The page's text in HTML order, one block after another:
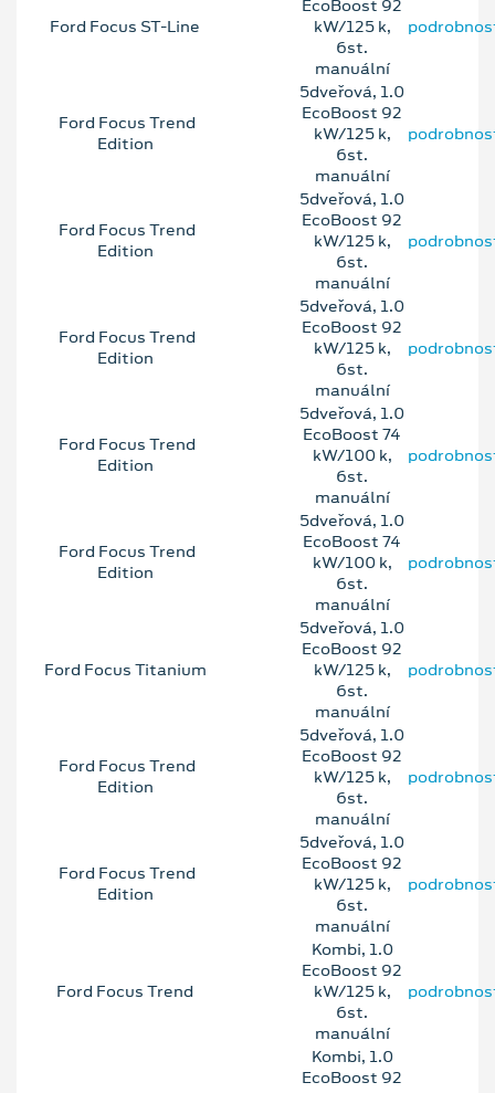
Ford Focus ST-Line
EcoBoost 92
kW/125 k,
6st.
manuální
Ford Focus Trend
Edition
5dveřová, 1.0
EcoBoost 92
kW/125 k,
6st.
manuální
Ford Focus Trend
Edition
5dveřová, 1.0
EcoBoost 92
kW/125 k,
6st.
manuální
Ford Focus Trend
Edition
5dveřová, 1.0
EcoBoost 92
kW/125 k,
6st.
manuální
Ford Focus Trend
Edition
5dveřová, 1.0
EcoBoost 74
kW/100 k,
6st.
manuální
Ford Focus Trend
Edition
5dveřová, 1.0
EcoBoost 74
kW/100 k,
6st.
manuální
Ford Focus Titanium
5dveřová, 1.0
EcoBoost 92
kW/125 k,
6st.
manuální
Ford Focus Trend
Edition
5dveřová, 1.0
EcoBoost 92
kW/125 k,
6st.
manuální
Ford Focus Trend
Edition
5dveřová, 1.0
EcoBoost 92
kW/125 k,
6st.
manuální
Ford Focus Trend
Kombi, 1.0
EcoBoost 92
kW/125 k,
6st.
manuální
Kombi, 1.0
EcoBoost 92